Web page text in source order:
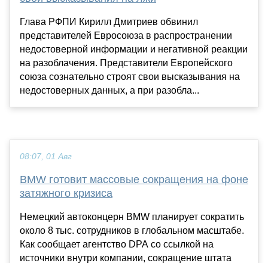
Глава РФПИ Кирилл Дмитриев обвинил
представителей Евросоюза в распространении
недостоверной информации и негативной реакции
на разоблачения. Представители Европейского
союза сознательно строят свои высказывания на
недостоверных данных, а при разобла...
08:07, 01 Авг
BMW готовит массовые сокращения на фоне
затяжного кризиса
Немецкий автоконцерн BMW планирует сократить
около 8 тыс. сотрудников в глобальном масштабе.
Как сообщает агентство DPA со ссылкой на
источники внутри компании, сокращение штата